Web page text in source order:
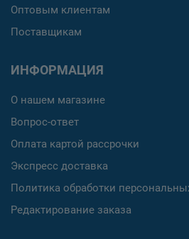
Оптовым клиентам
Поставщикам
ИНФОРМАЦИЯ
О нашем магазине
Вопрос-ответ
Оплата картой рассрочки
Экспресс доставка
Политика обработки
Редактирование заказа